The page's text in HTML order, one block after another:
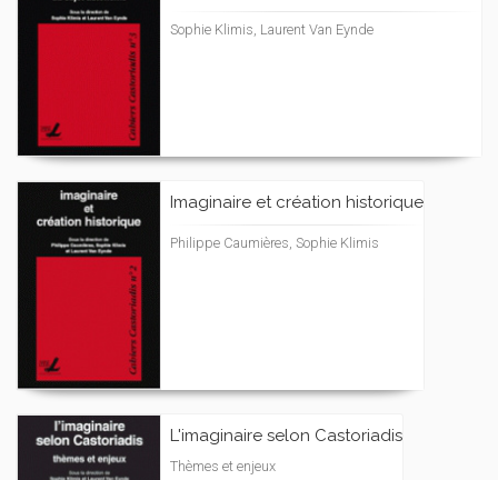
Sophie Klimis, Laurent Van Eynde
Imaginaire et création historique
Philippe Caumières, Sophie Klimis
L'imaginaire selon Castoriadis
Thèmes et enjeux